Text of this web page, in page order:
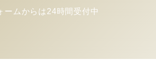
ームからは24時間受付中